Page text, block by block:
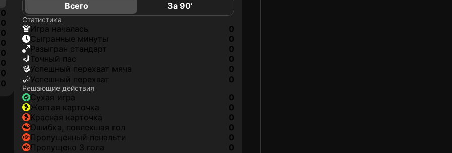
0
0
0
0
0
0
0
0
Всего За 90’
Статистика
игра началась
0
сыгранные минуты
0
разыгран стандарт
0
точный пас
0
успешный перехват мяча
0
успешный перехват
0
Решающие действия
сухая игра
0
желтая карточка
0
красная карточка
0
ошибка, повлекшая гол
0
пропущенный пенальти
0
Пропущено 3 гола
0